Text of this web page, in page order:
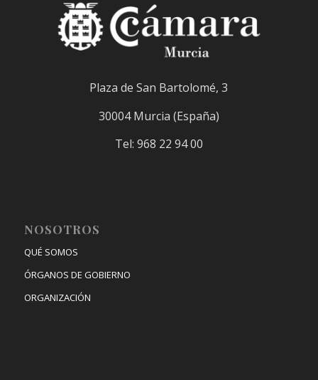
Plaza de San Bartolomé, 3
30004 Murcia (España)
Tel: 968 22 94 00
NOSOTROS
QUÉ SOMOS
ÓRGANOS DE GOBIERNO
ORGANIZACIÓN